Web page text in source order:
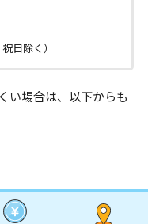
日除く）
い場合は、以下からも